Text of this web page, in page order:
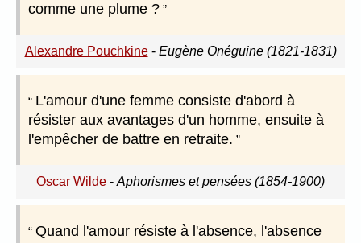
comme une plume ?
Alexandre Pouchkine- Eugène Onéguine (1821-1831)
L'amour d'une femme consiste d'abord à
résister aux avantages d'un homme, ensuite à
l'empêcher de battre en retraite.
Oscar Wilde - Aphorismes et pensées (1854-1900)
Quand l'amour résiste à l'absence, l'absence